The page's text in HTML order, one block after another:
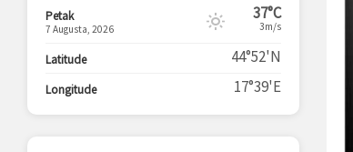
Petak
7 Augusta, 2026
37°C
3m/s
Latitude 44°52'N
Longitude 17°39'E